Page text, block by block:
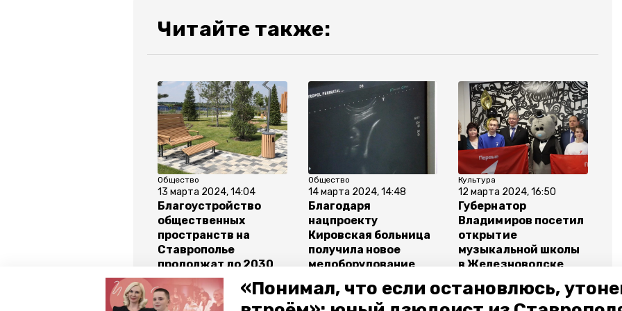
«Понимал, что если остановлюсь,
Читайте также:
Общество
13 марта 2024, 14:04
Благоустройство
общественных
пространств на
Ставрополье
продолжат до 2030
года
Общество
14 марта 2024, 14:48
Благодаря
нацпроекту
Кировская больница
получила новое
медоборудование
Культура
12 марта 2024, 16:50
Губернатор
Владимиров посетил
открытие
музыкальной школы
в Железноводске